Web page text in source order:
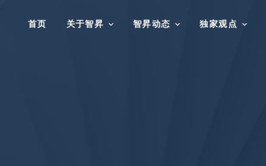
首页 关于智昇 智昇动态 独家观点